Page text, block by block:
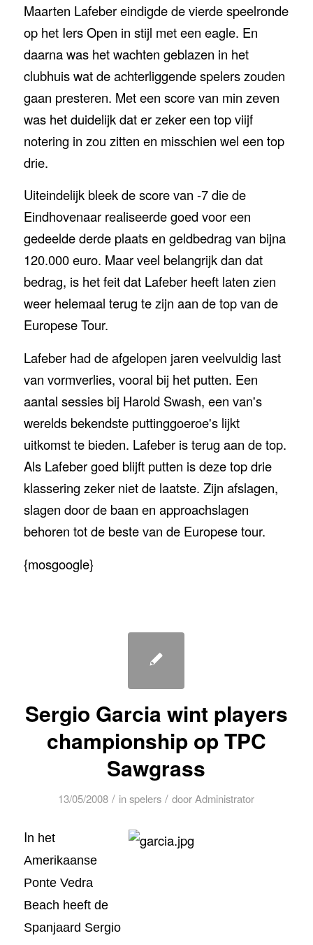
Maarten Lafeber eindigde de vierde speelronde
op het Iers Open in stijl met een eagle. En
daarna was het wachten geblazen in het
clubhuis wat de achterliggende spelers zouden
gaan presteren. Met een score van min zeven
was het duidelijk dat er zeker een top viijf
notering in zou zitten en misschien wel een top
drie.
Uiteindelijk bleek de score van -7 die de
Eindhovenaar realiseerde goed voor een
gedeelde derde plaats en geldbedrag van bijna
120.000 euro. Maar veel belangrijk dan dat
bedrag, is het feit dat Lafeber heeft laten zien
weer helemaal terug te zijn aan de top van de
Europese Tour.
Lafeber had de afgelopen jaren veelvuldig last
van vormverlies, vooral bij het putten. Een
aantal sessies bij Harold Swash, een van's
werelds bekendste puttinggoeroe's lijkt
uitkomst te bieden. Lafeber is terug aan de top.
Als Lafeber goed blijft putten is deze top drie
klassering zeker niet de laatste. Zijn afslagen,
slagen door de baan en approachslagen
behoren tot de beste van de Europese tour.
{mosgoogle}
Sergio Garcia wint players
championship op TPC
Sawgrass
13/05/2008 / inspelers / door Administrator
In het
Amerikaanse
Ponte Vedra
Beach heeft de
Spanjaard Sergio